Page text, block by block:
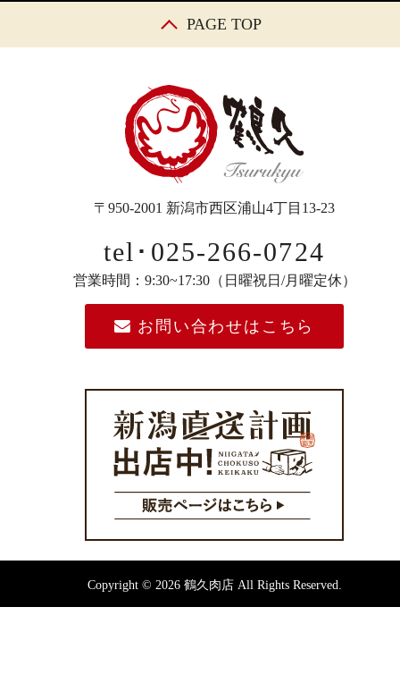
PAGE TOP
〒950-2001 新潟市西区浦山4丁目13-23
tel･025-266-0724
営業時間：9:30~17:30（日曜祝日/月曜定休）
お問い合わせはこちら
Copyright © 2026 鶴久肉店 All Rights Reserved.